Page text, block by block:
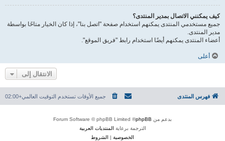
كيف يمكنني الاتصال بمدير المنتدى؟
جميع مستخدمي المنتدى يمكنهم استخدام صفحة "اتصل بنا"، إذا كان الخيار متاحًا بواسطة
مدير المنتدى.
أعضاء المنتدى يمكنهم أيضًا استخدام رابط "فريق الموقع".
أعلى
الانتقال إلى
فهرس المنتدى جميع الأوقات تستخدم التوقيت العالمي+02:00
بدعم من phpBB
® Forum Software © phpBB Limited
الترجمة برعاية المنتديات العربية
الخصوصية | الشروط